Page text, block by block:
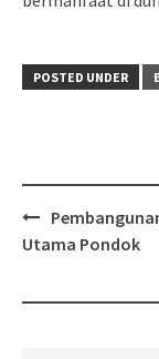
POSTED UNDER
Post
navigation
Utama Pondok